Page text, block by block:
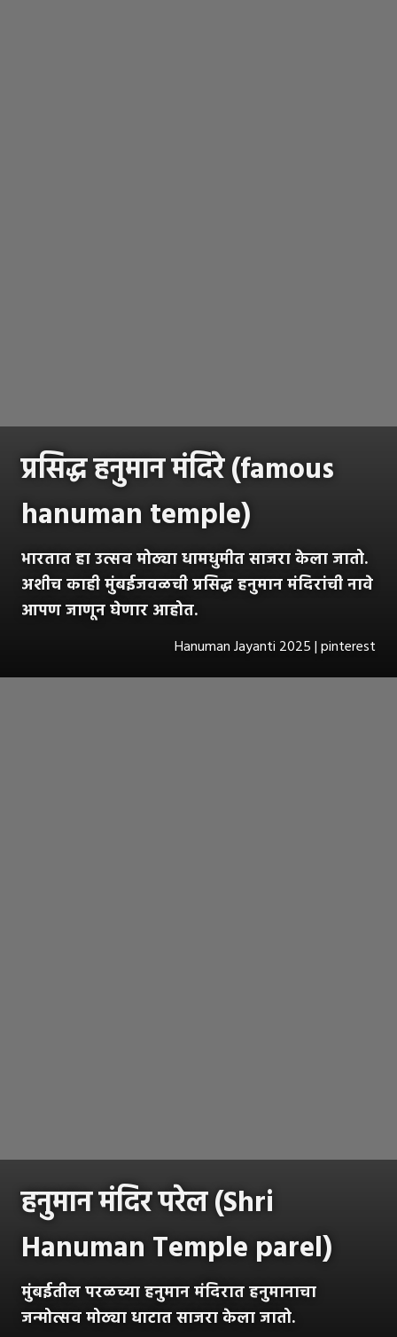
प्रसिद्ध हनुमान मंदिरे (famous
hanuman temple)
भारतात हा उत्सव मोठ्या धामधुमीत साजरा केला जातो.
अशीच काही मुंबईजवळची प्रसिद्ध हनुमान मंदिरांची नावे
आपण जाणून घेणार आहोत.
Hanuman Jayanti 2025 | pinterest
हनुमान मंदिर परेल (Shri
Hanuman Temple parel)
मुंबईतील परळच्या हनुमान मंदिरात हनुमानाचा
जन्मोत्सव मोठ्या धाटात साजरा केला जातो.